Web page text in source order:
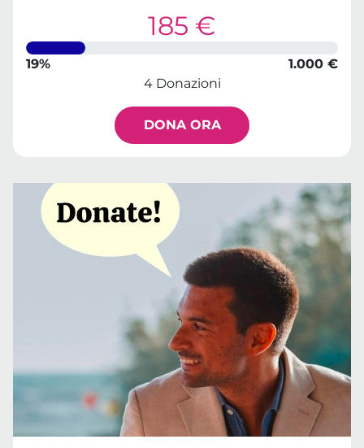
185 €
19%
1.000 €
4 Donazioni
DONA ORA